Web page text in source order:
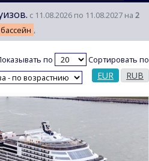
с 11.08.2026 по 11.08.2027 на 2
,
по Сортировать по
EUR RUB